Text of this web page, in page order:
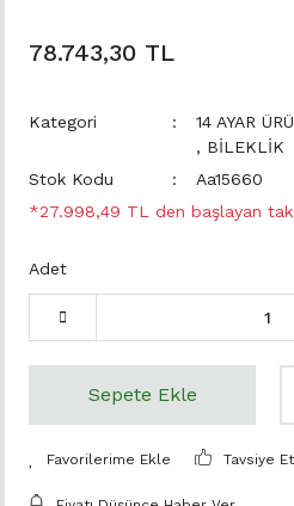
78.743,30 TL
Kategori 14 AYAR
, BİLEKLİK
Stok Kodu
Aa15660
*27.998,49 TL den başlayan
Adet
Sepete Ekle
Tavsiye Et